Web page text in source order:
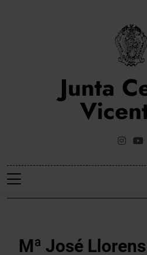
Junta
Web Oficial De La Junta Central
Mª José